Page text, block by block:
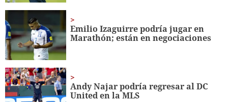
Emilio Izaguirre podría jugar en
Marathón; están en negociaciones
Andy Najar podría regresar al DC
United en la MLS